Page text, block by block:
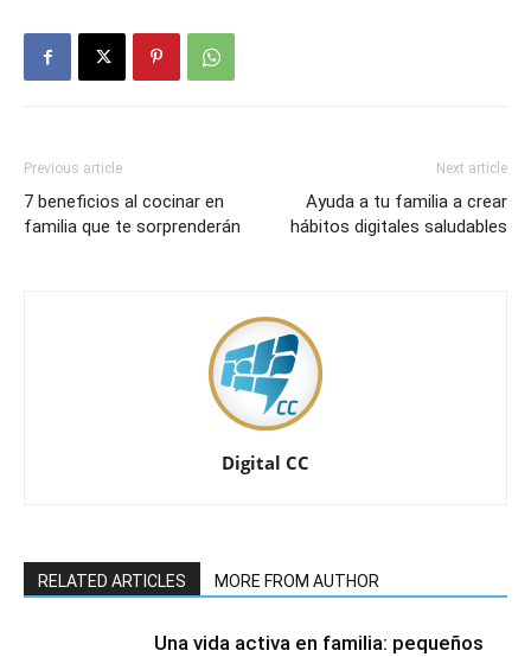
Previous article
7 beneficios al cocinar en
familia que te sorprenderán
Next article
Ayuda a tu familia a crear
hábitos digitales saludables
Digital CC
RELATED ARTICLES MORE FROM AUTHOR
Una vida activa en familia: pequeños